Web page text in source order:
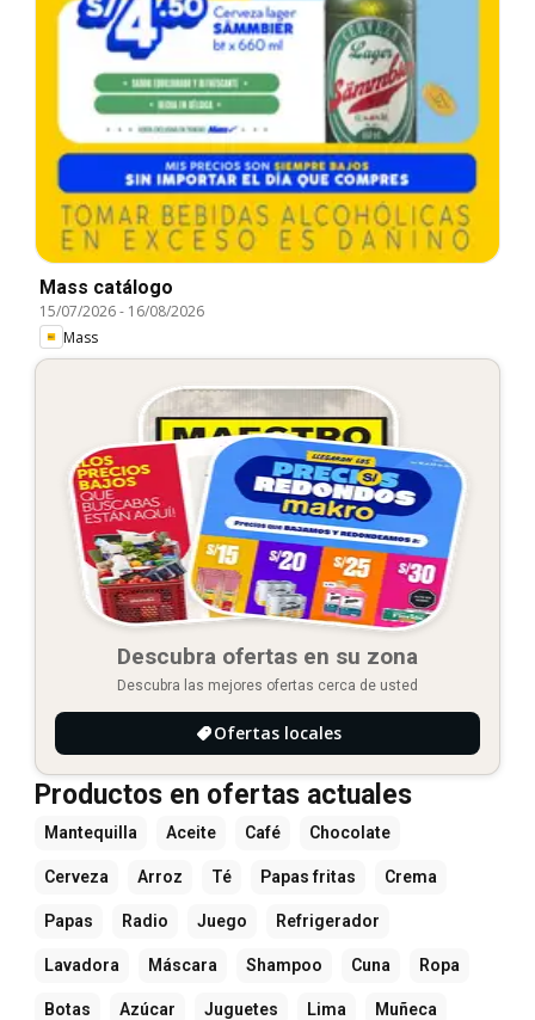
Mass catálogo
15/07/2026- 16/08/2026
Mass
Descubra ofertas en su zona
Descubra las mejores ofertas cerca de usted
Ofertas locales
Productos en ofertas actuales
Mantequilla Aceite Café Chocolate
Cerveza Arroz Té Papas fritas Crema
Papas Radio Juego Refrigerador
Lavadora Máscara Shampoo Cuna Ropa
Botas Azúcar Juguetes Lima Muñeca